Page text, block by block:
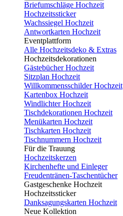
Briefumschläge Hochzeit
Hochzeitssticker
Wachssiegel Hochzeit
Antwortkarten Hochzeit
Eventplattform
Alle Hochzeitsdeko & Extras
Hochzeitsdekorationen
Gästebücher Hochzeit
Sitzplan Hochzeit
Willkommensschilder Hochzeit
Kartenbox Hochzeit
Windlichter Hochzeit
Tischdekorationen Hochzeit
Menükarten Hochzeit
Tischkarten Hochzeit
Tischnummern Hochzeit
Für die Trauung
Hochzeitskerzen
Kirchenhefte und Einleger
Freudentränen-Taschentücher
Gastgeschenke Hochzeit
Hochzeitssticker
Danksagungskarten Hochzeit
Neue Kollektion